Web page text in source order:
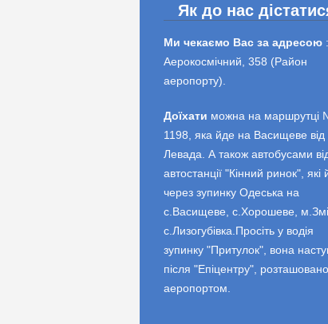
Як до нас
Ми чекаємо Вас за адресою
Аерокосмічний, 358 (Район
аеропорту).
Доїхати можна на маршрутці
1198, яка йде на Васищеве від
Левада. А також автобусами
автостанції "Кінний ринок", які
через зупинку Одеська на
с.Васищеве, с.Хорошеве,
с.Лизогубівка.Просіть у водія
зупинку "Притулок", вона
після "Епіцентру",
аеропортом.